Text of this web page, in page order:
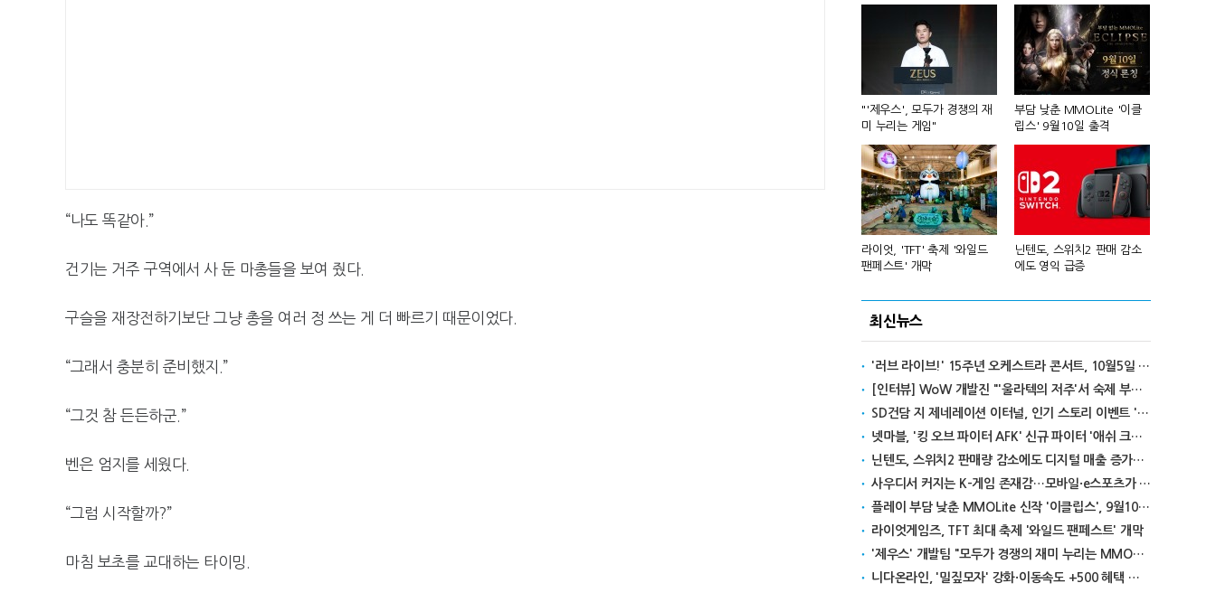
“나도 똑같아.”
건기는 거주 구역에서 사 둔 마총들을 보여 줬다.
구슬을 재장전하기보단 그냥 총을 여러 정 쓰는 게 더 빠르기 때문이었다.
“그래서 충분히 준비했지.”
“그것 참 든든하군.”
벤은 엄지를 세웠다.
“그럼 시작할까?”
마침 보초를 교대하는 타이밍.
"'제우스', 모두가 경쟁의 재
미 누리는 게임"
부담 낮춘 MMOLite '이클
립스' 9월10일 출격
라이엇, 'TFT' 축제 '와일드
팬페스트' 개막
닌텐도, 스위치2 판매 감소
에도 영익 급증
최신뉴스
'러브 라이브!' 15주년 오케스트라 콘서트, 10월5일 한국서 첫 해외 공연
[인터뷰] WoW 개발진 "'울라텍의 저주'서 숙제 부담 줄이고 보상 높여"
SD건담 지 제네레이션 이터널, 인기 스토리 이벤트 '라크로아의 용사' 재개최
넷마블, '킹 오브 파이터 AFK' 신규 파이터 '애쉬 크림존' 업데이트
닌텐도, 스위치2 판매량 감소에도 디지털 매출 증가로 영익 급증
사우디서 커지는 K-게임 존재감…모바일·e스포츠가 이끌었다
플레이 부담 낮춘 MMOLite 신작 '이클립스', 9월10일 출격
라이엇게임즈, TFT 최대 축제 '와일드 팬페스트' 개막
'제우스' 개발팀 "모두가 경쟁의 재미 누리는 MMORPG로 만들 것"
니다온라인, '밀짚모자' 강화·이동속도 +500 혜택 이벤트 진행